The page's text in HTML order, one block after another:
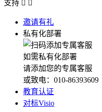
支持  
邀请有礼
私有化部署
如需私有化部署
请添加您的专属客服
或致电：010-86393609
教育认证
对标Visio